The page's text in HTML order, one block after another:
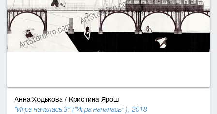
Анна Ходькова / Кристина Ярош
"Игра началась 3" ("Игра началась" ), 2018